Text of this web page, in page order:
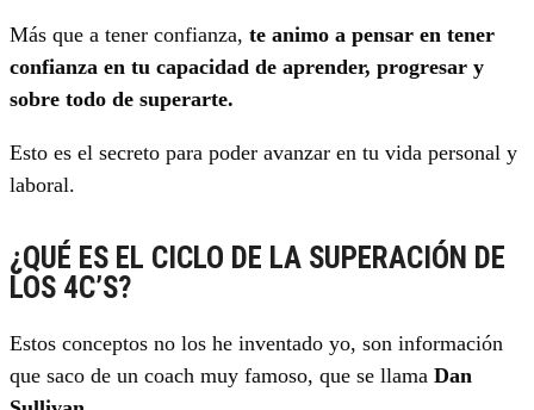
Más que a tener confianza, te animo a pensar en tener
confianza en tu capacidad de aprender, progresar y
sobre todo de superarte.
Esto es el secreto para poder avanzar en tu vida personal y
laboral.
¿QUÉ ES EL CICLO DE LA SUPERACIÓN DE
LOS 4C’S?
Estos conceptos no los he inventado yo, son información
que saco de un coach muy famoso, que se llama Dan